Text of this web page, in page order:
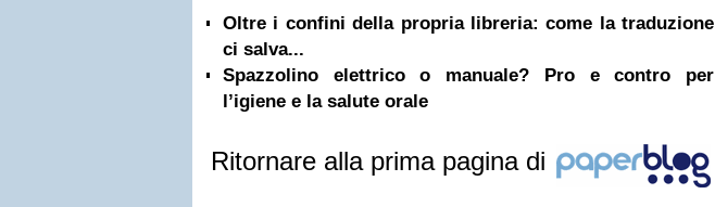
Oltre i confini della propria libreria: come la traduzione
ci salva...
Spazzolino elettrico o manuale? Pro e contro per
l’igiene e la salute orale
Ritornare alla prima pagina di